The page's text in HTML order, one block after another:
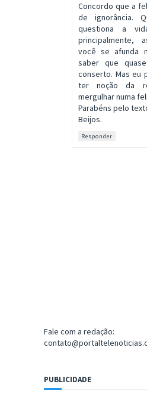
Concordo que a
de ignorância.
questiona a
principalmente,
você se afunda
saber que
conserto. Mas eu
ter noção da
mergulhar numa
Parabéns pelo
Beijos.
Responder
Fale com a redação:
PUBLICIDADE